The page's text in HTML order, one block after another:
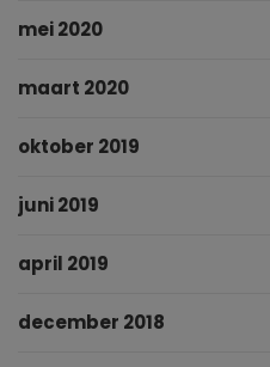
mei 2020
maart 2020
oktober 2019
juni 2019
april 2019
december 2018